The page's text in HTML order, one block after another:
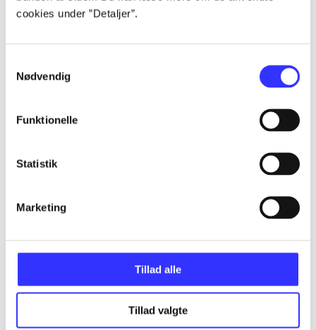
cookies under ”Detaljer”.
Nødvendig
Funktionelle
Statistik
Marketing
Tillad alle
Tillad valgte
...
...
...
...